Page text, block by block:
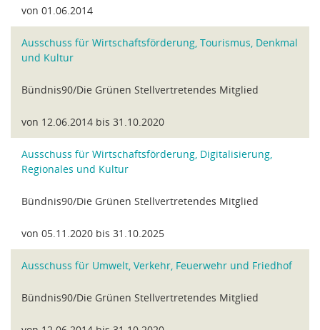
von 01.06.2014
Ausschuss für Wirtschaftsförderung, Tourismus, Denkmal
und Kultur
Bündnis90/Die Grünen Stellvertretendes Mitglied
von 12.06.2014 bis 31.10.2020
Ausschuss für Wirtschaftsförderung, Digitalisierung,
Regionales und Kultur
Bündnis90/Die Grünen Stellvertretendes Mitglied
von 05.11.2020 bis 31.10.2025
Ausschuss für Umwelt, Verkehr, Feuerwehr und Friedhof
Bündnis90/Die Grünen Stellvertretendes Mitglied